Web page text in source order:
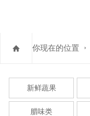
你现在的位置
新鲜蔬果
腊味类